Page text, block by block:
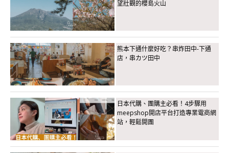
望壯觀的櫻島火山
熊本下通什麼好吃？串炸田中-下通
店，串カツ田中
日本代購、團購主必看！4步驟用
meepshop開店平台打造專業電商網
站，輕鬆開團